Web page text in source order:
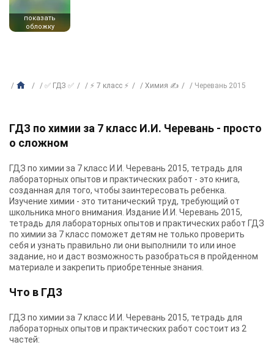
показать
обложку
✅ ГДЗ ✅ ⚡ 7 класс ⚡ Химия ✍ Черевань 2015
ГДЗ по химии за 7 класс И.И. Черевань - просто
о сложном
ГДЗ по химии за 7 класс И.И. Черевань 2015, тетрадь для
лабораторных опытов и практических работ - это книга,
созданная для того, чтобы заинтересовать ребенка.
Изучение химии - это титанический труд, требующий от
школьника много внимания. Издание И.И. Черевань 2015,
тетрадь для лабораторных опытов и практических работ ГДЗ
по химии за 7 класс поможет детям не только проверить
себя и узнать правильно ли они выполнили то или иное
задание, но и даст возможность разобраться в пройденном
материале и закрепить приобретенные знания.
Что в ГДЗ
ГДЗ по химии за 7 класс И.И. Черевань 2015, тетрадь для
лабораторных опытов и практических работ состоит из 2
частей: